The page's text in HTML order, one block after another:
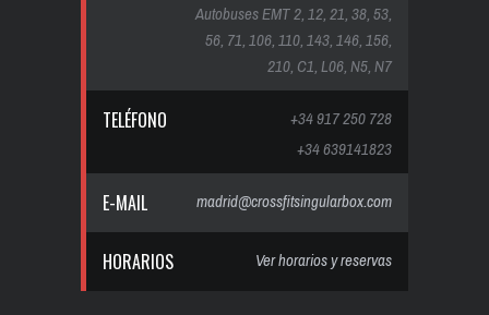
Autobuses EMT 2, 12, 21, 38, 53,
56, 71, 106, 110, 143, 146, 156,
210, C1, L06, N5, N7
TELÉFONO
+34 917 250 728
+34 639141823
E-MAIL madrid@crossfitsingularbox.com
HORARIOS Ver horarios y reservas